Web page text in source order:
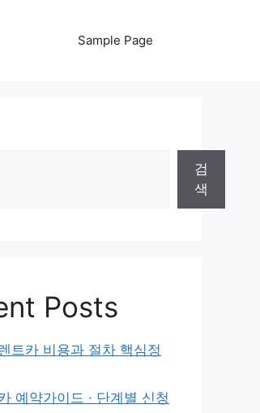
Sample Page
검
색
Posts
트카 비용과 절차 핵심정
예약가이드 · 단계별 신청